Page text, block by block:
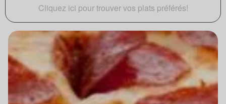
Cliquez ici pour trouver vos plats préférés!